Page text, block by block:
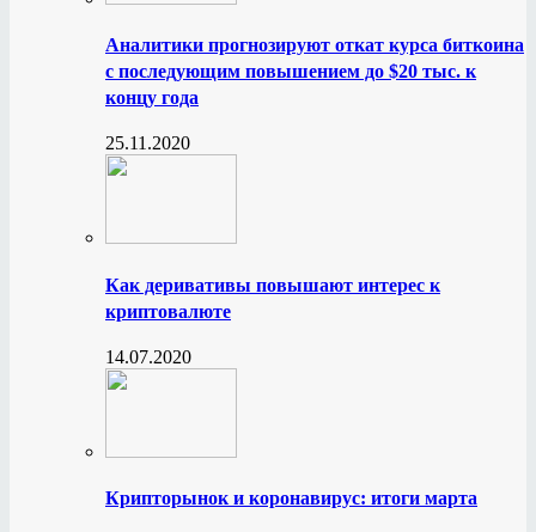
Аналитики прогнозируют откат курса биткоина
с последующим повышением до $20 тыс. к
концу года
25.11.2020
Как деривативы повышают интерес к
криптовалюте
14.07.2020
Крипторынок и коронавирус: итоги марта